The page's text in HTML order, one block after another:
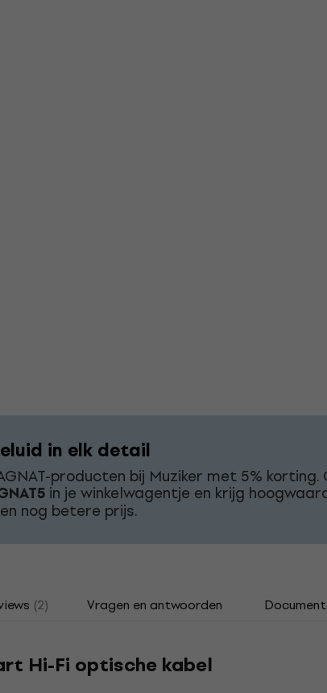
in elk detail
producten bij Muziker met 5% korting.
in je winkelwagentje en krijg
nog betere prijs.
(2) Vragen en antwoorden
Hi-Fi optische kabel